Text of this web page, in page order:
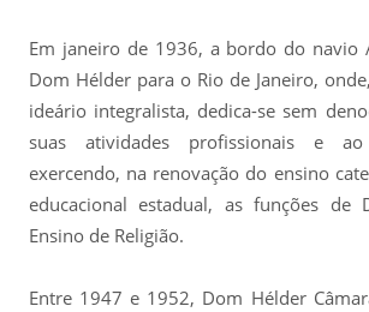
Em janeiro de 1936, a bordo do navio
Dom Hélder para o Rio de Janeiro,
ideário integralista, dedica-se sem
suas atividades profissionais e
exercendo, na renovação do ensino
educacional estadual, as funções de
Ensino de Religião.
Entre 1947 e 1952, Dom Hélder